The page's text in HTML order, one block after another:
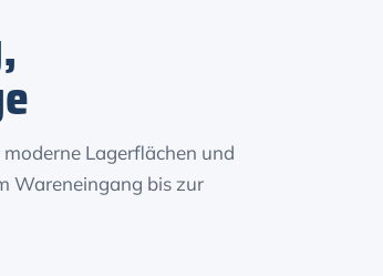
Lagerflächen und
Wareneingang bis zur